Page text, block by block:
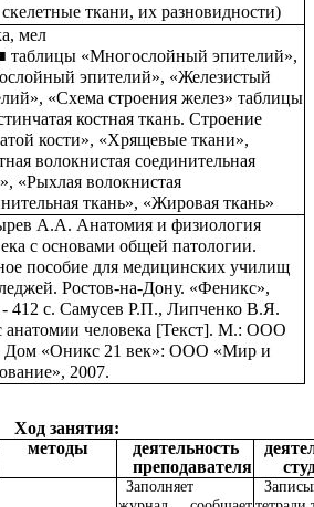
скелетные ткани, их разновидности)
мел
таблицы «Многослойный эпителий»,
эпителий», «Железистый
«Схема строения желез» таблицы
костная ткань. Строение
кости», «Хрящевые ткани»,
волокнистая соединительная
«Рыхлая волокнистая
ткань», «Жировая ткань»
А.А. Анатомия и физиология
с основами общей патологии.
пособие для медицинских училищ
Ростов-на-Дону. «Феникс»,
- 412 с. Самусев Р.П., Липченко В.Я.
анатомии человека [Текст]. М.: ООО
Дом «Оникс 21 век»: ООО «Мир и
2007.
Ход занятия:
методы
деятельность
преподавателя
Заполняет